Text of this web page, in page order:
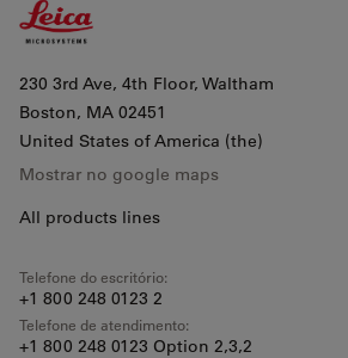
230 3rd Ave, 4th Floor, Waltham
Boston, MA 02451
United States of America (the)
Mostrar no google maps
All products lines
Telefone do escritório:
+1 800 248 0123 2
Telefone de atendimento:
+1 800 248 0123 Option 2,3,2